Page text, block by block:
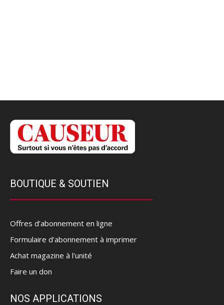
BOUTIQUE & SOUTIEN
Offres d’abonnement en ligne
Formulaire d'abonnement à imprimer
Achat magazine à l'unité
Faire un don
NOS APPLICATIONS